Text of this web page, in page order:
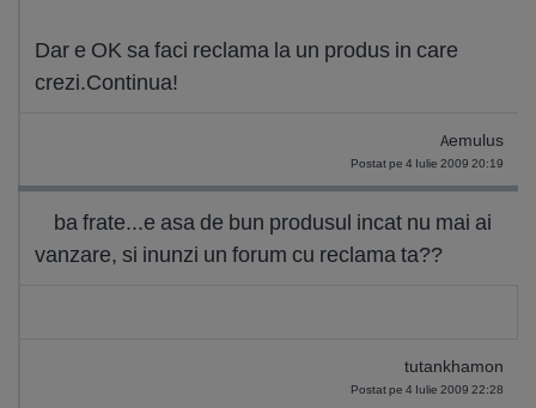
Dar e OK sa faci reclama la un produs in care
crezi.Continua!
Aemulus
Postat pe 4 Iulie 2009 20:19
ba frate...e asa de bun produsul incat nu mai ai
vanzare, si inunzi un forum cu reclama ta??
tutankhamon
Postat pe 4 Iulie 2009 22:28